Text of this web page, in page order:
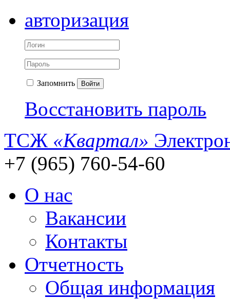
авторизация
Запомнить Войти
Восстановить пароль
ТСЖ «Квартал»
+7 (965) 760-54-60
О нас
Вакансии
Контакты
Отчетность
Общая информация